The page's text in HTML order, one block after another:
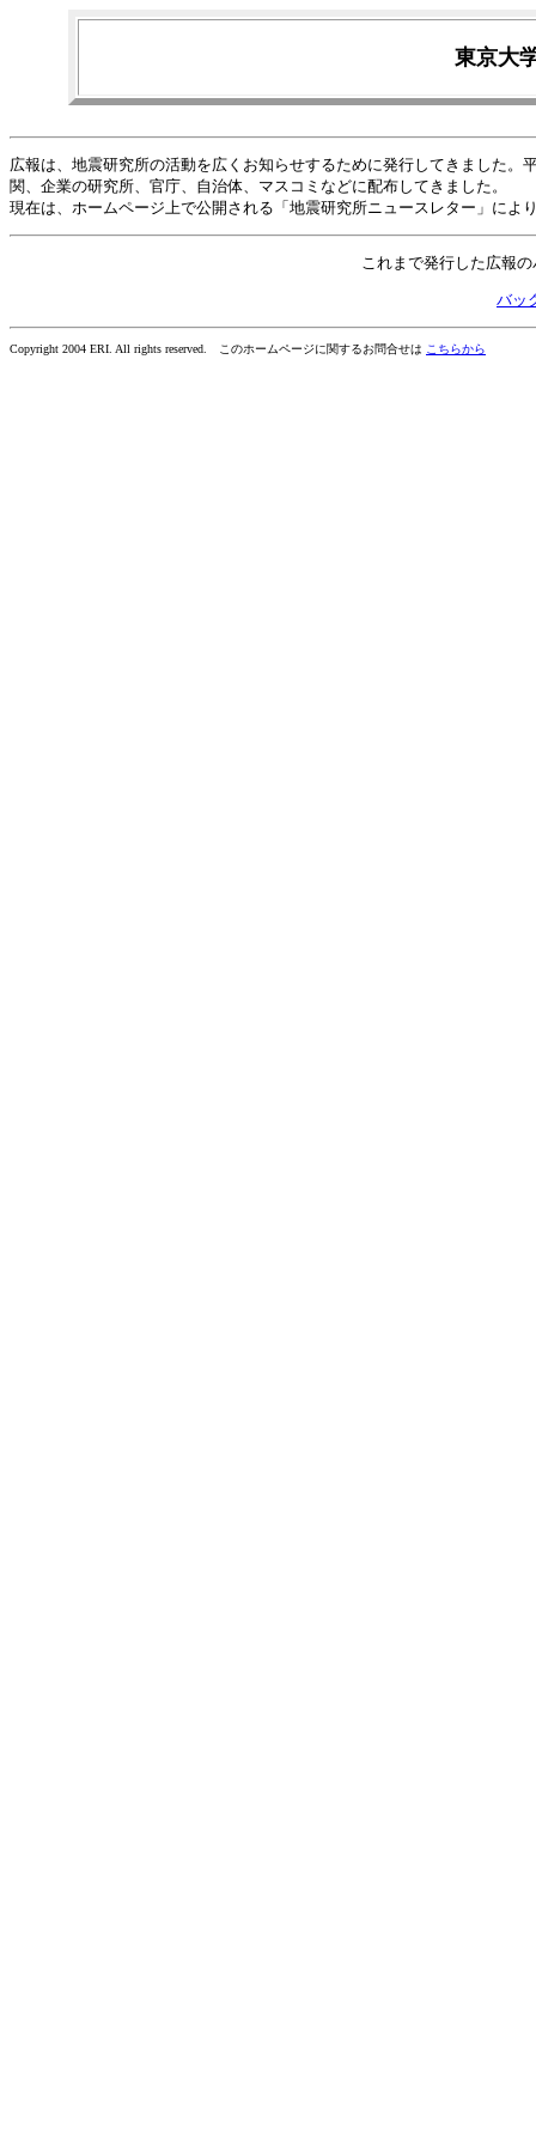
東京大
広報は、地震研究所の活動を広くお知らせするために発行してきました
関、企業の研究所、官庁、自治体、マスコミなどに配布してきました。
現在は、ホームページ上で公開される「地震研究所ニュースレター」によ
これまで発行した広報
バッ
Copyright 2004 ERI. All rights reserved. このホームページに関するお問合せは こちらから